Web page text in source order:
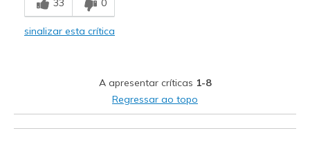
Stylish
Travel
33 0
sinalizar esta crítica
A apresentar críticas 1-8
Regressar ao topo